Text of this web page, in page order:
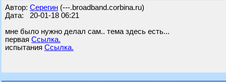
Автор: Серегин (---.broadband.corbina.ru)
Дата: 20-01-18 06:21
мне было нужно делал сам.. тема здесь есть...
первая Ссылка.
испытания Ссылка.